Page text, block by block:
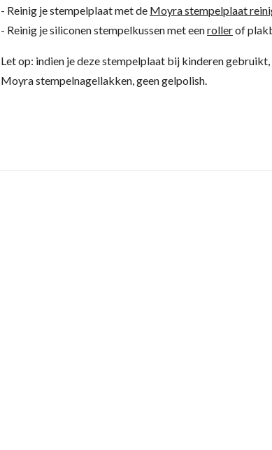
- Reinig je stempelplaat met de Moyra stempelplaat
- Reinig je siliconen stempelkussen met eenrollerof
Let op: indien je deze stempelplaat bij kinderen
Moyra stempelnagellakken, geen gelpolish.